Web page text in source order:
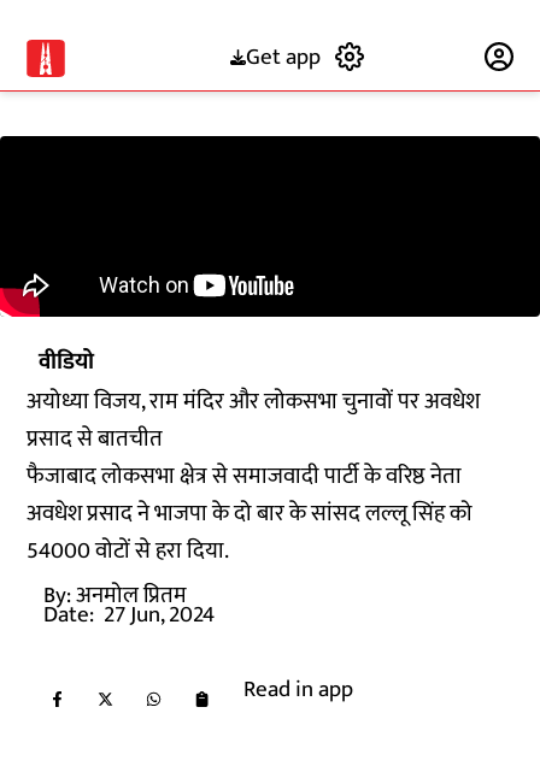
Get app
वीडियो
अयोध्या विजय, राम मंदिर और लोकसभा चुनावों पर अवधेश
प्रसाद से बातचीत
फैजाबाद लोकसभा क्षेत्र से समाजवादी पार्टी के वरिष्ठ नेता
अवधेश प्रसाद ने भाजपा के दो बार के सांसद लल्लू सिंह को
54000 वोटों से हरा दिया.
By:अनमोल प्रितम
Date: 27 Jun, 2024
Read in app